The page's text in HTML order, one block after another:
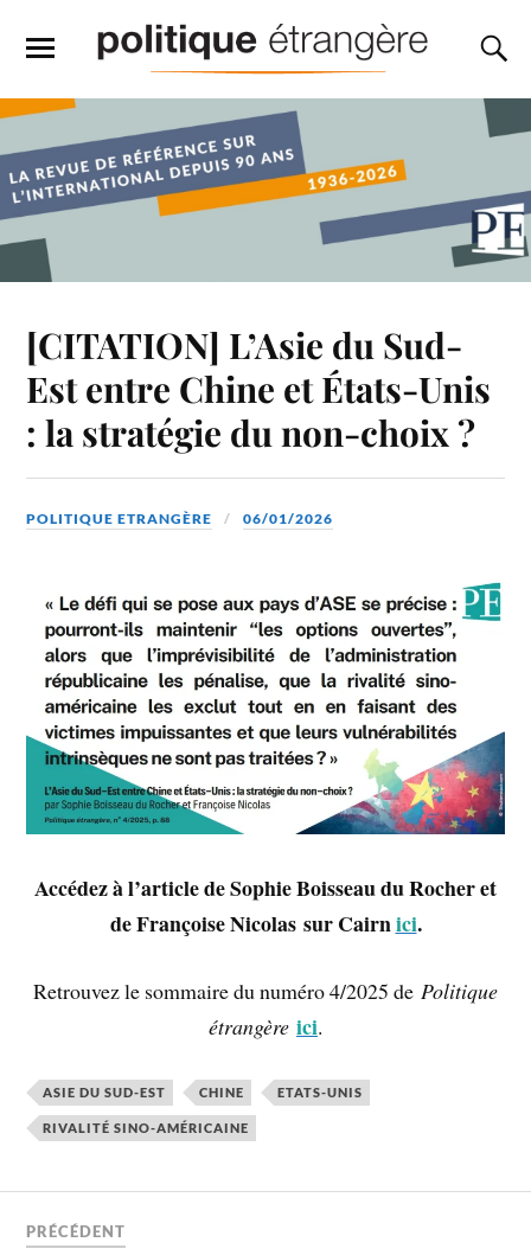
[CITATION] L’Asie du Sud-
Est entre Chine et États-Unis
: la stratégie du non-choix ?
POLITIQUE ETRANGÈRE 06/01/2026
Accédez à l’article de Sophie Boisseau du Rocher et
de Françoise Nicolas sur Cairnici.
Retrouvez le sommaire du numéro 4/2025 de Politique
étrangère ici.
ASIE DU SUD-EST CHINE ETATS-UNIS
RIVALITÉ SINO-AMÉRICAINE
PRÉCÉDENT